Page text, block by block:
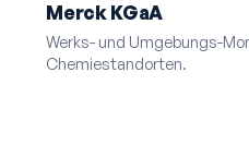
Merck KGaA
Werks- und Umgebungs-
Chemiestandorten.